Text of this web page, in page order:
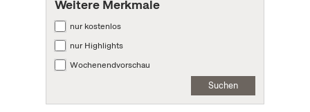
Weitere Merkmale
nur kostenlos
nur Highlights
Wochenendvorschau
Suchen